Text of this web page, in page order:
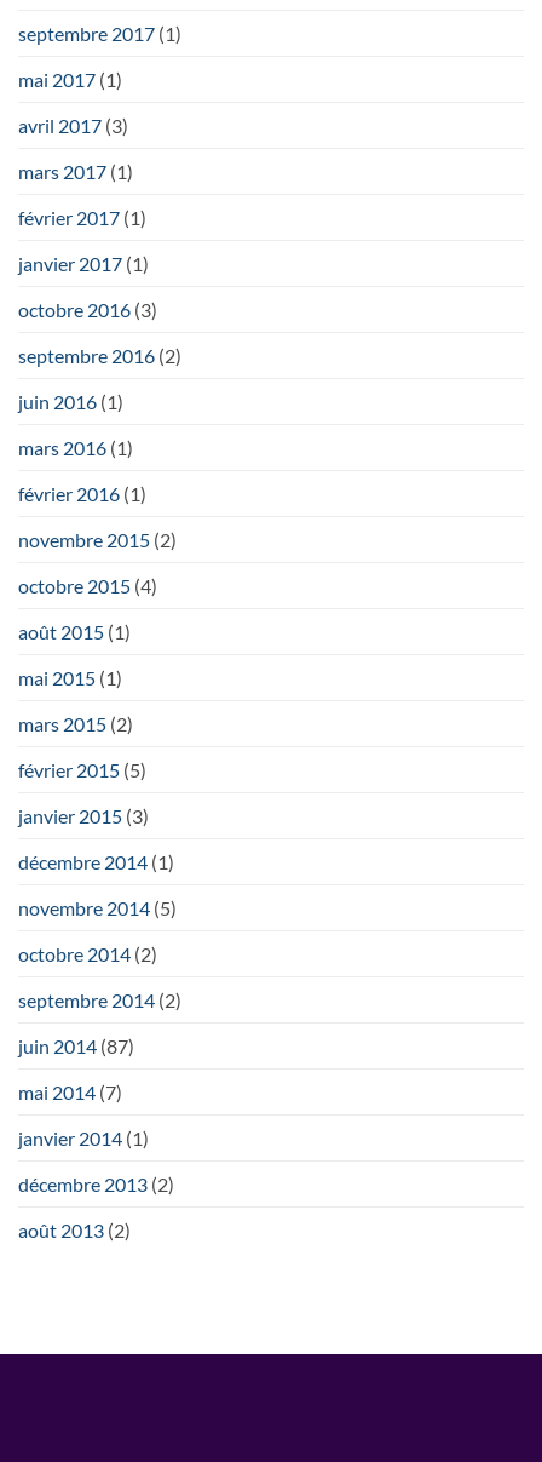
septembre 2017 (1)
mai 2017 (1)
avril 2017 (3)
mars 2017 (1)
février 2017 (1)
janvier 2017 (1)
octobre 2016 (3)
septembre 2016 (2)
juin 2016 (1)
mars 2016 (1)
février 2016 (1)
novembre 2015 (2)
octobre 2015 (4)
août 2015 (1)
mai 2015 (1)
mars 2015 (2)
février 2015 (5)
janvier 2015 (3)
décembre 2014 (1)
novembre 2014 (5)
octobre 2014 (2)
septembre 2014 (2)
juin 2014 (87)
mai 2014 (7)
janvier 2014 (1)
décembre 2013 (2)
août 2013 (2)